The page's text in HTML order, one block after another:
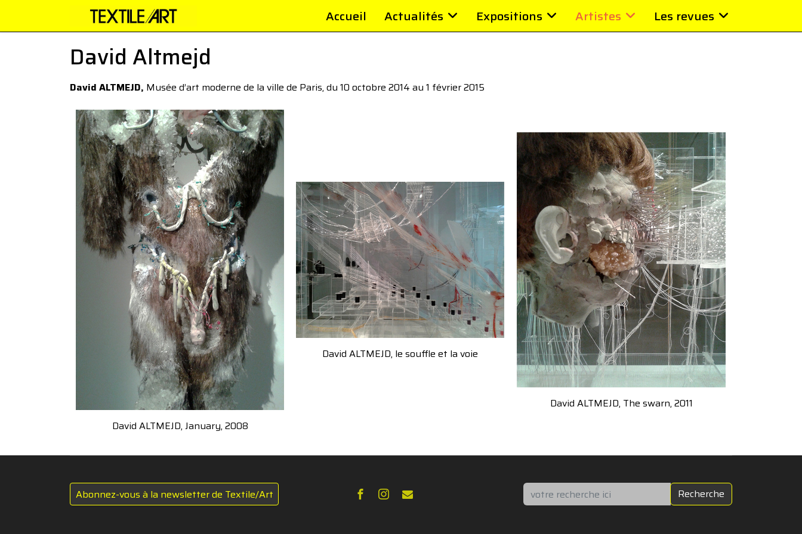
Accueil Actualités Expositions Artistes Les revues
David Altmejd
David ALTMEJD, Musée d’art moderne de la ville de Paris, du 10 octobre 2014 au 1 février 2015
David ALTMEJD, January, 2008
David ALTMEJD, le souffle et la voie
David ALTMEJD, The swarn, 2011
Abonnez-vous à la newsletter de Textile/Art Rechercher Recherche